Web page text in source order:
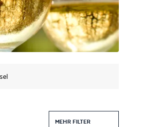
MEHR FILTER